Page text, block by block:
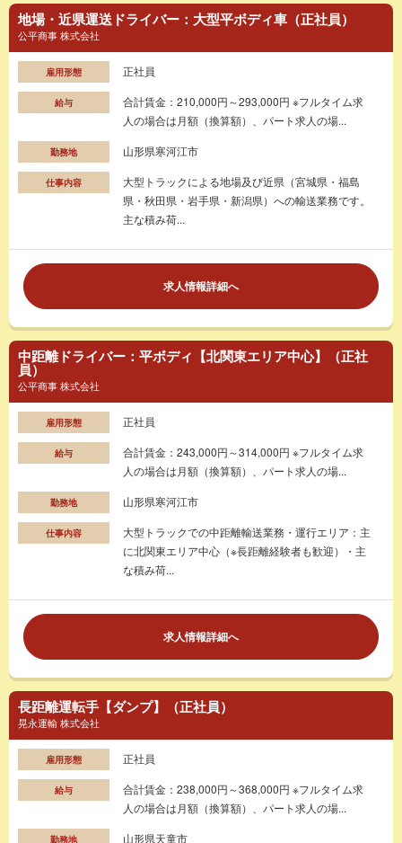
地場・近県運送ドライバー：大型平ボディ車（正社員）
公平商事 株式会社
雇用形態 正社員
給与
合計賃金：210,000円～293,000円 ※フルタイム求
人の場合は月額（換算額）、パート求人の場...
勤務地 山形県寒河江市
仕事内容
大型トラックによる地場及び近県（宮城県・福島
県・秋田県・岩手県・新潟県）への輸送業務です。
主な積み荷...
求人情報詳細へ
中距離ドライバー：平ボディ【北関東エリア中心】（正社
員）
公平商事 株式会社
雇用形態 正社員
給与
合計賃金：243,000円～314,000円 ※フルタイム求
人の場合は月額（換算額）、パート求人の場...
勤務地 山形県寒河江市
仕事内容
大型トラックでの中距離輸送業務・運行エリア：主
に北関東エリア中心（※長距離経験者も歓迎）・主
な積み荷...
求人情報詳細へ
長距離運転手【ダンプ】（正社員）
晃永運輸 株式会社
雇用形態 正社員
給与
合計賃金：238,000円～368,000円 ※フルタイム求
人の場合は月額（換算額）、パート求人の場...
勤務地 山形県天童市